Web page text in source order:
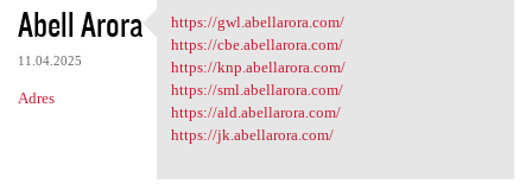
Abell Arora
11.04.2025
Adres
https://gwl.abellarora.com/
https://gwl.abellarora.com/
https://cbe.abellarora.com/
https://knp.abellarora.com/
https://sml.abellarora.com/
https://ald.abellarora.com/
https://jk.abellarora.com/